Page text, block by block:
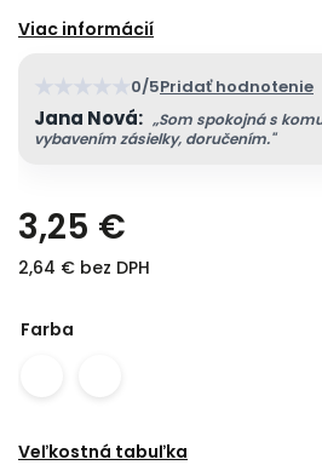
★ ★ ★ ★ ★0/5Pridať hodnotenie
Jana Nová: „Som spokojná s
vybavením zásielky, doručením."
3,25 €
2,64 € bez DPH
Farba
Veľkostná tabuľka